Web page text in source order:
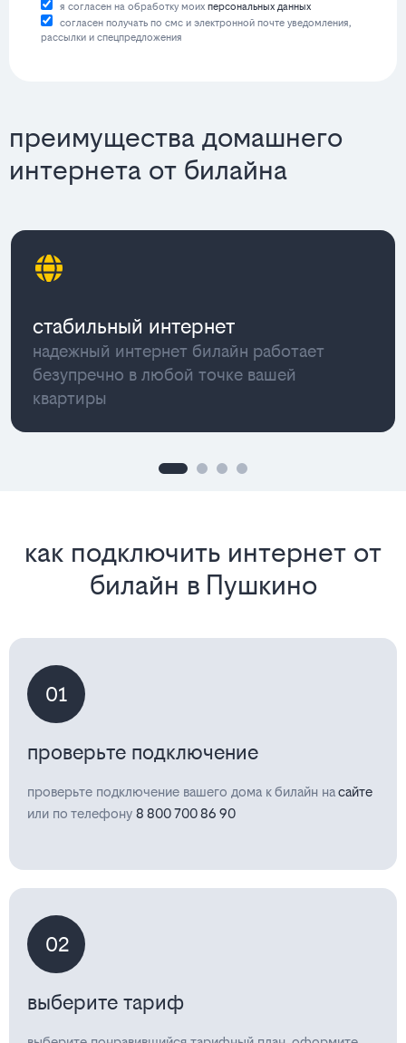
я согласен на обработку моих персональных данных
согласен получать по смс и электронной почте уведомления,
рассылки и спецпредложения
преимущества домашнего
интернета от билайна
стабильный интернет
надежный интернет билайн работает
безупречно в любой точке вашей
квартиры
как подключить интернет от
билайн в Пушкино
01
проверьте подключение
проверьте подключение вашего дома к билайн насайте
или по телефону 8 800 700 86 90
02
выберите тариф